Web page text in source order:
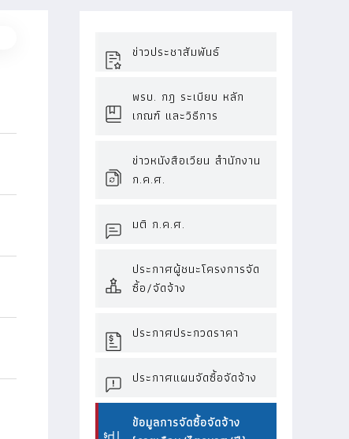
ข่าวประชาสัมพันธ์
พรบ. กฎ ระเบียบ หลัก
เกณฑ์ และวิธีการ
ข่าวหนังสือเวียน สำนักงาน
ก.ค.ศ.
มติ ก.ค.ศ.
ประกาศผู้ชนะโครงการจัด
ซื้อ/จัดจ้าง
ประกาศประกวดราคา
ประกาศแผนจัดซื้อจัดจ้าง
ข้อมูลการจัดซื้อจัดจ้าง